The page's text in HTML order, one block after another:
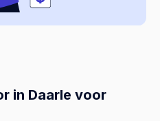
in Daarle voor